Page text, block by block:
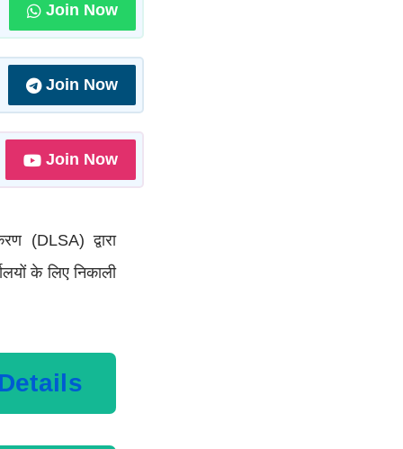
Join Now
Join Now
Join Now
(DLSA) द्वारा
के लिए निकाली